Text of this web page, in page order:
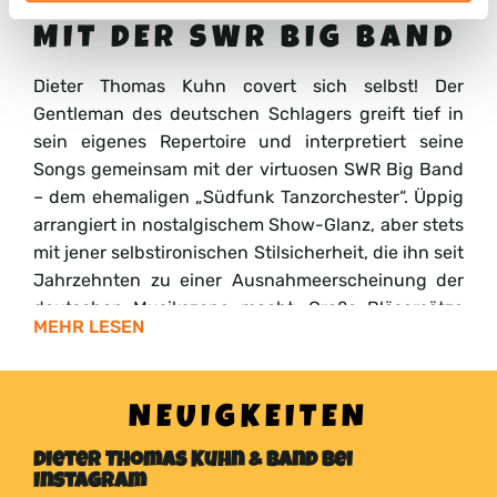
DIETER THOMAS KUHN
MIT DER SWR BIG BAND
Dieter Thomas Kuhn covert sich selbst! Der
Gentleman des deutschen Schlagers greift tief in
sein eigenes Repertoire und interpretiert seine
Songs gemeinsam mit der virtuosen SWR Big Band
– dem ehemaligen „Südfunk Tanzorchester“. Üppig
arrangiert in nostalgischem Show-Glanz, aber stets
mit jener selbstironischen Stilsicherheit, die ihn seit
Jahrzehnten zu einer Ausnahmeerscheinung der
deutschen Musikszene macht. Große Bläsersätze
und klassischer Big-Band-Sound verschmelzen mit
sehr vertraut wirkt. Holt die Sonnenblumen raus!
Exklusiv bei zwei Live-Konzerten im Rahmen des
MEHR LESEN
NEUIGKEITEN
Dieter Thomas Kuhn & Band bei
Instagram